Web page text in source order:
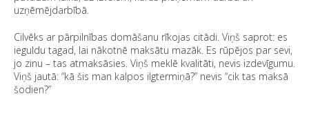
uzņēmējdarbībā.
Cilvēks ar pārpilnības domāšanu rīkojas citādi. Viņš saprot: es
ieguldu tagad, lai nākotnē maksātu mazāk. Es rūpējos par sevi,
jo zinu – tas atmaksāsies. Viņš meklē kvalitāti, nevis izdevīgumu.
Viņš jautā: “kā šis man kalpos ilgtermiņā?” nevis “cik tas maksā
šodien?”